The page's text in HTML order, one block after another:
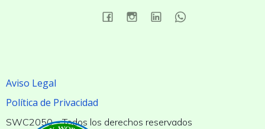
Aviso Legal
Política de Privacidad
SWC2050 – Todos los derechos reservados